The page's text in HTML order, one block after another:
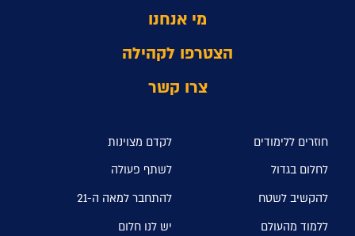
מי אנחנו
הצטרפו לקהילה
צרו קשר
חוזרים ללימודים
לקדם מצוינות
לחלום בגדול
לשתף פעולה
להקשיב לשטח
להתחבר למאה ה-21
ללמוד מהעולם
יש לנו חלום